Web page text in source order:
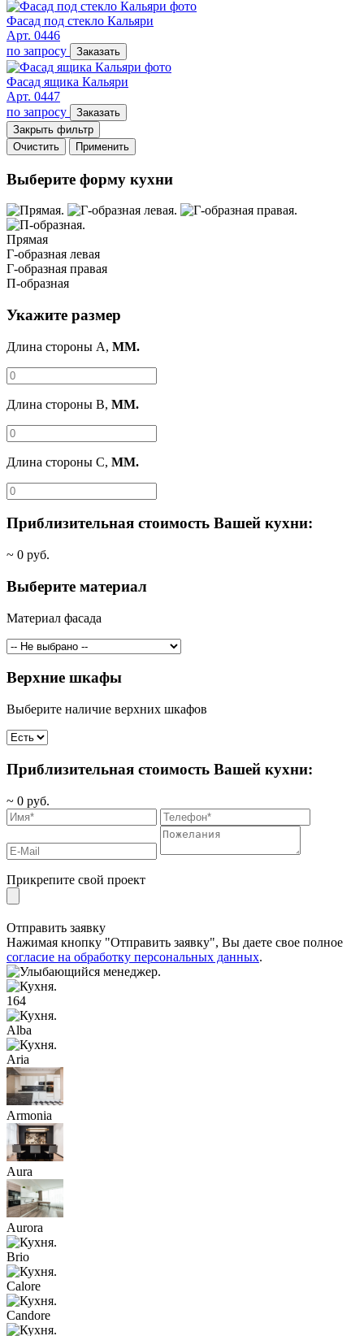
Фасад под стекло Кальяри
Арт. 0446
по запросу
Заказать
Фасад ящика Кальяри
Арт. 0447
по запросу
Заказать
Закрыть фильтр
Очистить
Применить
Выберите форму кухни
Прямая
Г-образная левая
Г-образная правая
П-образная
Укажите размер
Длина стороны A, ММ.
Длина стороны B, ММ.
Длина стороны C, ММ.
Приблизительная стоимость Вашей кухни:
~ 0 руб.
Выберите материал
Материал фасада
Верхние шкафы
Выберите наличие верхних шкафов
Приблизительная стоимость Вашей кухни:
~ 0 руб.
Прикрепите свой проект
Отправить заявку
Нажимая кнопку "Отправить заявку", Вы даете свое полное
согласие на обработку персональных данных.
164
Alba
Aria
Armonia
Aura
Aurora
Brio
Calore
Candore